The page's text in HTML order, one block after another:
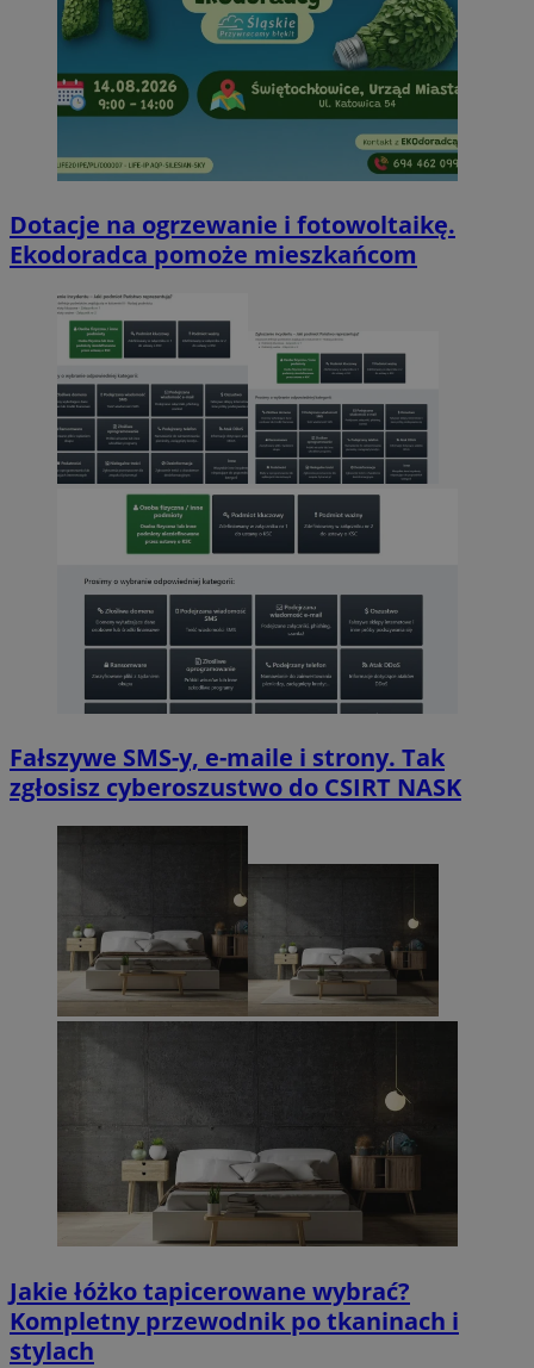
Dotacje na ogrzewanie i fotowoltaikę.
Ekodoradca pomoże mieszkańcom
Fałszywe SMS-y, e-maile i strony. Tak
zgłosisz cyberoszustwo do CSIRT NASK
Jakie łóżko tapicerowane wybrać?
Kompletny przewodnik po tkaninach i
stylach